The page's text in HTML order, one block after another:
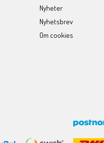
Nyheter
Nyhetsbrev
Om cookies